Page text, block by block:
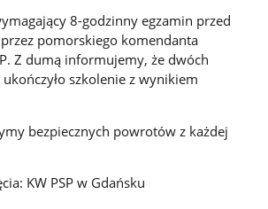
8-godzinny egzamin przed
pomorskiego komendanta
Z dumą informujemy, że dwóch
szkolenie z wynikiem
bezpiecznych powrotów z każdej
KW PSP w Gdańsku